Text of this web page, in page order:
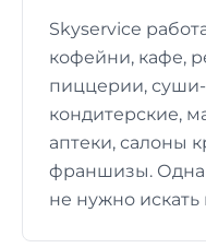
Skyservice
кофейни, кафе,
пиццерии,
кондитерские,
аптеки, салоны
франшизы. Одна
не нужно